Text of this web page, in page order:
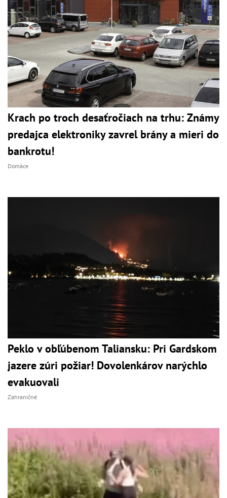
Krach po troch desaťročiach na trhu: Známy
predajca elektroniky zavrel brány a mieri do
bankrotu!
Domáce
Peklo v obľúbenom Taliansku: Pri Gardskom
jazere zúri požiar! Dovolenkárov narýchlo
evakuovali
Zahraničné